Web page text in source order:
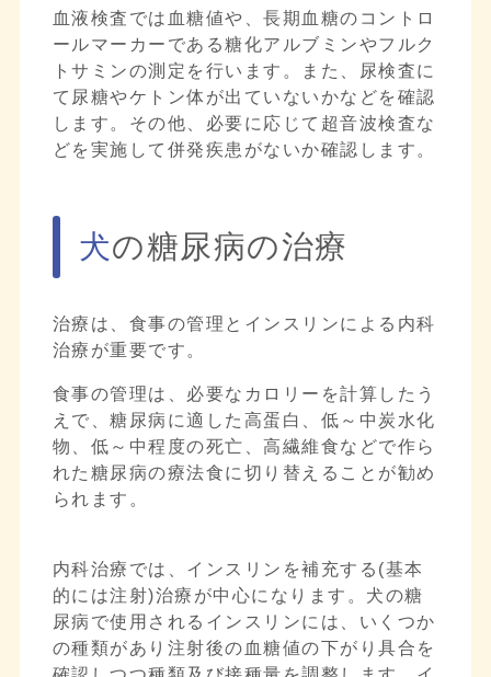
血液検査では血糖値や、長期血糖のコントロ
ールマーカーである糖化アルブミンやフルク
トサミンの測定を行います。また、尿検査に
て尿糖やケトン体が出ていないかなどを確認
します。その他、必要に応じて超音波検査な
どを実施して併発疾患がないか確認します。
犬の糖尿病の治療
治療は、食事の管理とインスリンによる内科
治療が重要です。
食事の管理は、必要なカロリーを計算したう
えで、糖尿病に適した高蛋白、低～中炭水化
物、低～中程度の死亡、高繊維食などで作ら
れた糖尿病の療法食に切り替えることが勧め
られます。
内科治療では、インスリンを補充する(基本
的には注射)治療が中心になります。犬の糖
尿病で使用されるインスリンには、いくつか
の種類があり注射後の血糖値の下がり具合を